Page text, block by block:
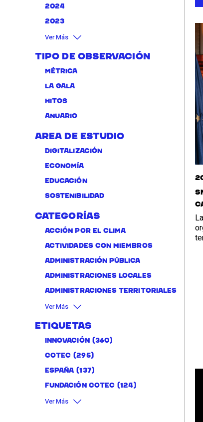
2024
2023
Ver Más
Tipo de Observación
Métrica
La Gala
Hitos
Anuario
Area de Estudio
Digitalización
Economía
Educación
Sostenibilidad
Categorías
Acción por el clima
Actividades con miembros
administración pública
Administraciones locales
Administraciones territoriales
Ver Más
Etiquetas
Innovación (360)
Cotec (295)
España (137)
Fundación Cotec (124)
Ver Más